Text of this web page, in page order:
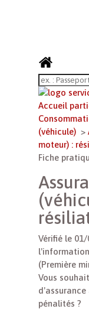
Accueil
(véhicule) >
moteur) :
Fiche
Vérifié le
(Première
Vous
pénalités ?